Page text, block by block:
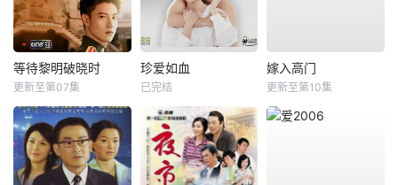
等待黎明破晓时
更新至第07集
珍爱如血
已完结
嫁入高门
更新至第10集